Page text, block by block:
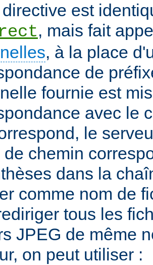
est
, mais fait
, à la place
de
fournie est
avec le
le
de chemin
dans la
comme nom de
tous les
JPEG de même
on peut utiliser :